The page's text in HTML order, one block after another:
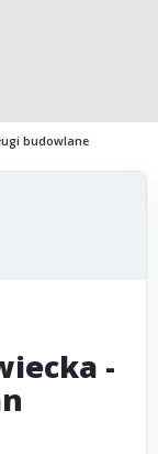
budowlane
-